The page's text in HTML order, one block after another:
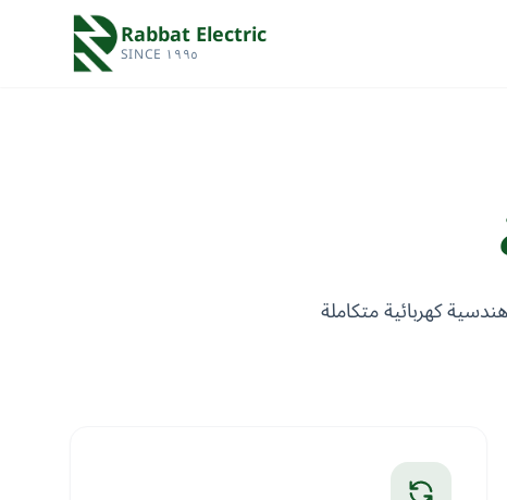
Rabbat Electric
SINCE ١٩٩٥
كهربائية متكاملة